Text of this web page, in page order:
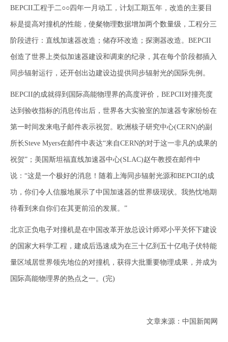
BEPCII工程于二○○四年一月动工，计划工期五年，改造的主要目
标是提高对撞机的性能，使粲物理数据增加两个数量级，工程分三
阶段进行：直线加速器改造；储存环改造；探测器改造。BEPCII
创造了世界上类似加速器建设和调束的纪录，其在每个阶段都插入
同步辐射运行，还开创出边建设边提供同步辐射光的国际先例。
BEPCII的成就得到国际高能物理界的高度评价，BEPCII对撞亮度
达到验收指标的消息传出后，世界各大实验室的加速器专家纷纷在
第一时间发来电子邮件表示祝贺。欧洲核子研究中心(CERN)的副
所长Steve Myers在邮件中表达“来自CERN的对于这一非凡的成果的
祝贺”；美国斯坦福直线加速器中心(SLAC)赵午教授在邮件中
说：“这是一个极好的消息！随着上海同步辐射光源和BEPCII的成
功，你们令人信服地展示了中国加速器的世界级现状。我热忱地期
待看到来自你们在其更前沿的发展。”
北京正负电子对撞机是在中国改革开放总设计师邓小平关怀下建设
的国家大科学工程，建成后迅速成为在三十亿到五十亿电子伏特能
量区域居世界领先地位的对撞机，获得大批重要物理成果，并成为
国际高能物理界的热点之一。(完)
文章来源：中国新闻网